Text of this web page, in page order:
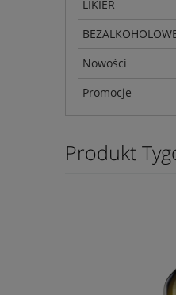
LIKIER
Nowości
Promocje
Produkt